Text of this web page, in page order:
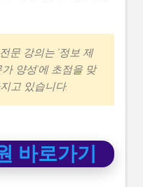
문 강의는 '정보 제
양성'에 초점을 맞
고 있습니다.
바로가기